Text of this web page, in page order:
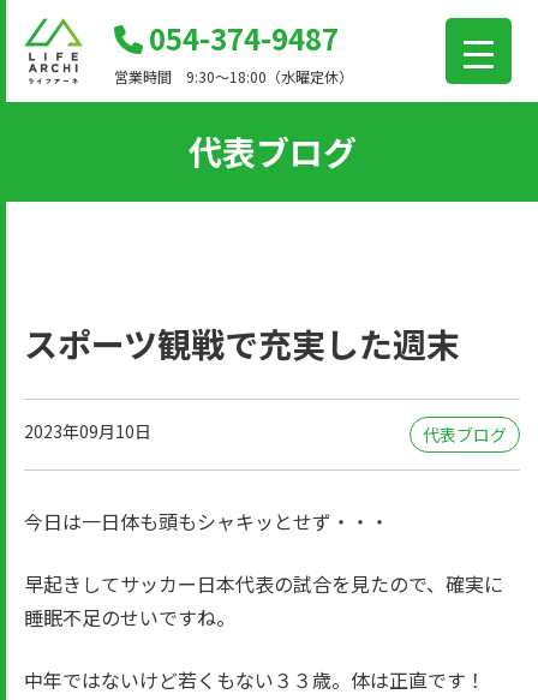
054-374-9487
営業時間 9:30～18:00（水曜定休）
代表ブログ
スポーツ観戦で充実した週末
2023年09月10日 代表ブログ
今日は一日体も頭もシャキッとせず・・・
早起きしてサッカー日本代表の試合を見たので、確実に
睡眠不足のせいですね。
中年ではないけど若くもない３３歳。体は正直です！